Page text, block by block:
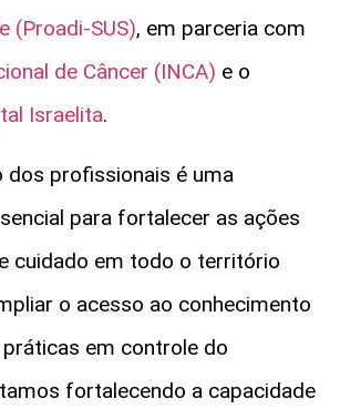
(Proadi-SUS), em parceria com
de Câncer (INCA) e o
Israelita.
dos profissionais é uma
para fortalecer as ações
cuidado em todo o território
o acesso ao conhecimento
em controle do
fortalecendo a capacidade